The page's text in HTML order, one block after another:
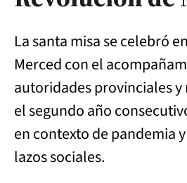
La santa misa se celebró
Merced con el
autoridades provinciales y
el segundo año
en contexto de pandemia
lazos sociales.